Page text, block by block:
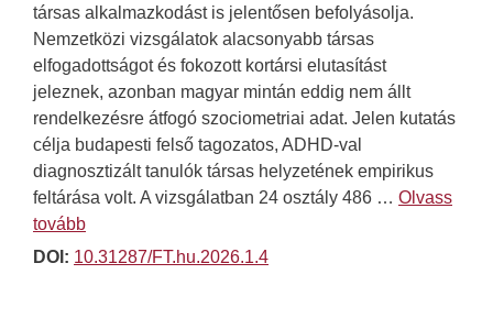
társas alkalmazkodást is jelentősen befolyásolja.
Nemzetközi vizsgálatok alacsonyabb társas
elfogadottságot és fokozott kortársi elutasítást
jeleznek, azonban magyar mintán eddig nem állt
rendelkezésre átfogó szociometriai adat. Jelen kutatás
célja budapesti felső tagozatos, ADHD-val
diagnosztizált tanulók társas helyzetének empirikus
feltárása volt. A vizsgálatban 24 osztály 486 … Olvass
tovább
DOI: 10.31287/FT.hu.2026.1.4